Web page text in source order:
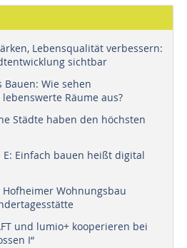
Lebensqualität verbessern:
sichtbar
Bauen: Wie sehen
Räume aus?
Städte haben den höchsten
E: Einfach bauen heißt digital
Wohnungsbau
und lumio+ kooperieren bei
I“